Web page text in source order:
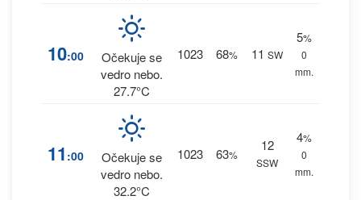
10:00
Očekuje se
vedro nebo.
27.7°C
1023 68% 11 SW
5%
0
mm.
11 :00
Očekuje se
vedro nebo.
32.2°C
1023 63%
12
SSW
4%
0
mm.